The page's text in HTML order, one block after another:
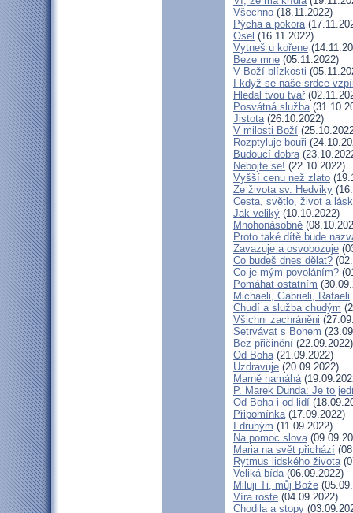
Všechno (18.11.2022)
Pýcha a pokora
Osel (16.11.2022)
Vytneš u kořene
Beze mne (05.11.2022)
V Boží blízkosti
I když se naše srdce
Hledal tvou tvář
Posvátná služba
Jistota(26.10.2022)
V milosti Boží
Rozptyluje bouři
Budoucí dobra
Nebojte se! (22.10.2022)
Vyšší cenu než zlato
Ze života sv. Hedviky
Cesta, světlo, život a
Jak veliký (10.10.2022)
Mnohonásobně
Proto také dítě bude
Zavazuje a osvobozuje
Co budeš dnes dělat?
Co je mým povoláním?
Pomáhat ostatním
Michaeli, Gabrieli, Rafaeli
Chudí a služba chudým
Všichni zachráněni
Setrvávat s Bohem
Bez přičinění (22.09.2022)
Od Boha(21.09.2022)
Uzdravuje (20.09.2022)
Marně namáhá
P. Marek Dunda: Je to
Od Boha i od lidí
Připomínka(17.09.2022)
I druhým (11.09.2022)
Na pomoc slova
Maria na svět přichází
Rytmus lidského života
Veliká bída(06.09.2022)
Miluji Ti, můj Bože
Víra roste (04.09.2022)
Chodila a stopy